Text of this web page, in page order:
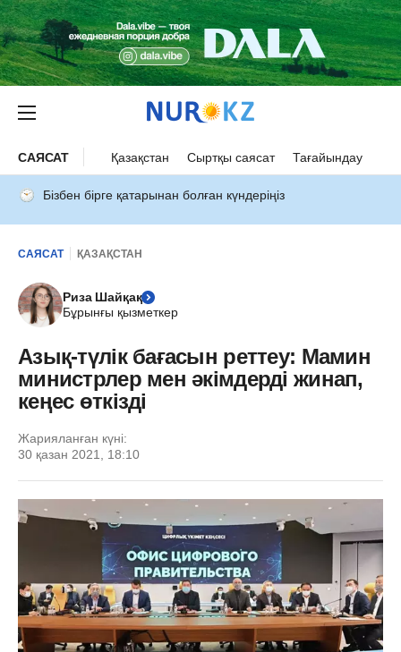
САЯСАТ Қазақстан Сыртқы саясат Тағайындау
Бізбен бірге қатарынан болған күндеріңіз
САЯСАТ ҚАЗАҚСТАН
Риза Шайқақ
Бұрынғы қызметкер
Азық-түлік бағасын реттеу: Мамин
министрлер мен әкімдерді жинап,
кеңес өткізді
Жарияланған күні:
30 қазан 2021, 18:10